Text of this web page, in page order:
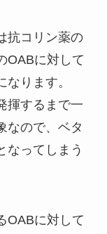
抗コリン薬の
OABに対して
ります。
揮するまで一
なので、ベタ
なってしまう
OABに対して